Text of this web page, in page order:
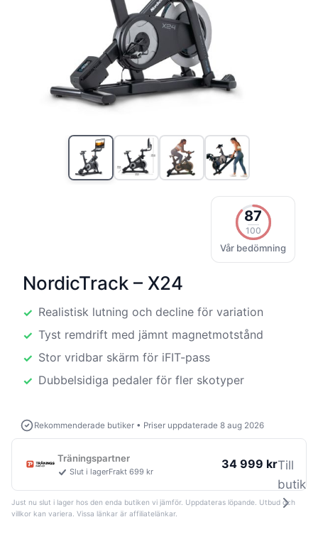
87
100
Vår bedömning
NordicTrack – X24
Realistisk lutning och decline för variation
Tyst remdrift med jämnt magnetmotstånd
Stor vridbar skärm för iFIT-pass
Dubbelsidiga pedaler för fler skotyper
Rekommenderade butiker • Priser uppdaterade 8 aug 2026
Träningspartner
Slut i lagerFrakt 699 kr
34 999 krTill
butik
Just nu slut i lager hos den enda butiken vi jämför. Uppdateras löpande. Utbud och
villkor kan variera. Vissa länkar är affiliatelänkar.